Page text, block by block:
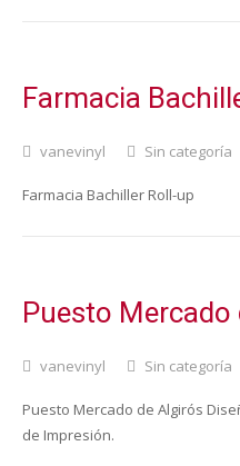
Farmacia
vanevinyl Sin categoría
Farmacia Bachiller Roll-up
Puesto Mercado
vanevinyl Sin categoría
Puesto Mercado de Algirós
de Impresión.